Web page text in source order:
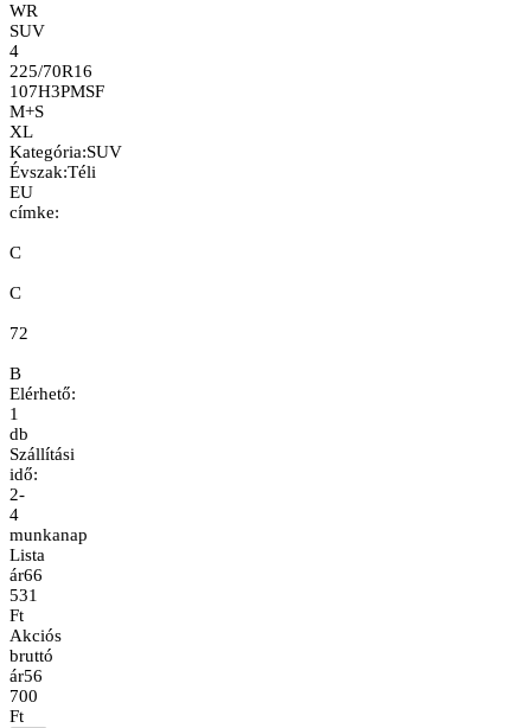
WR
SUV
4
225/70R16
107H3PMSF
M+S
XL
Kategória:SUV
Évszak:Téli
EU
címke:
C
C
72
B
Elérhető:
1
db
Szállítási
idő:
2-
4
munkanap
Lista
ár66
531
Ft
Akciós
bruttó
ár56
700
Ft